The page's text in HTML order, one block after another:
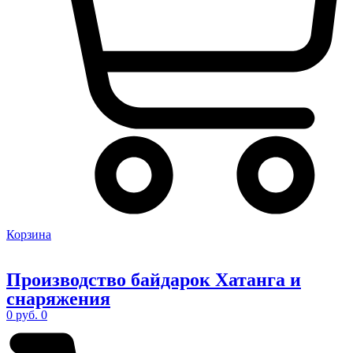
Корзина
Производство байдарок Хатанга и
снаряжения
0 руб. 0